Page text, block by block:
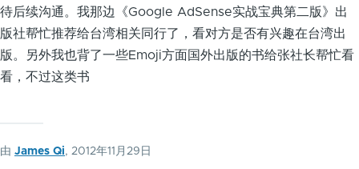
待后续沟通。我那边《Google AdSense实战宝典第二版》出
版社帮忙推荐给台湾相关同行了，看对方是否有兴趣在台湾出
版。另外我也背了一些Emoji方面国外出版的书给张社长帮忙看
看，不过这类书
由 James Qi, 2012年11月29日